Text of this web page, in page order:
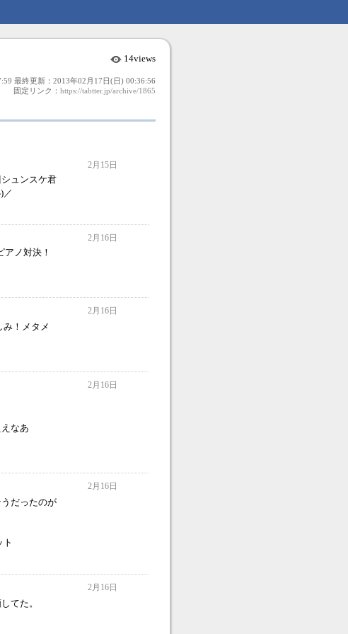
14views
最終更新：2013年02月17日(日) 00:36:56
固定リンク： https://tabtter.jp/archive/1865
2月15日
ュンスケ君
／
2月16日
ノ対決！
2月16日
！メタメ
2月16日
なあ
2月16日
だったのが
2月16日
てた。